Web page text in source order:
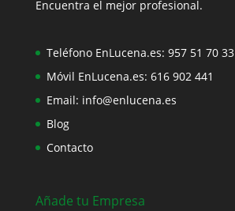
Encuentra el mejor profesional.
Teléfono EnLucena.es: 957 51 70 33
Móvil EnLucena.es: 616 902 441
Email: info@enlucena.es
Blog
Contacto
Añade tu Empresa